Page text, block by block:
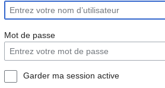
Mot de passe
Garder ma session active